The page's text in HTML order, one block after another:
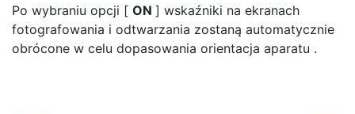
Po wybraniu opcji [ ON ] wskaźniki na ekranach
fotografowania i odtwarzania zostaną automatycznie
obrócone w celu dopasowania orientacja aparatu .